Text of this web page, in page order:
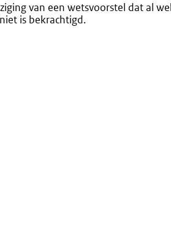
van een wetsvoorstel dat al
is bekrachtigd.